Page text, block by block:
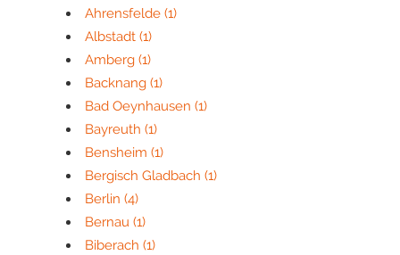
Ahrensfelde (1)
Albstadt (1)
Amberg (1)
Backnang (1)
Bad Oeynhausen (1)
Bayreuth (1)
Bensheim (1)
Bergisch Gladbach (1)
Berlin (4)
Bernau (1)
Biberach (1)